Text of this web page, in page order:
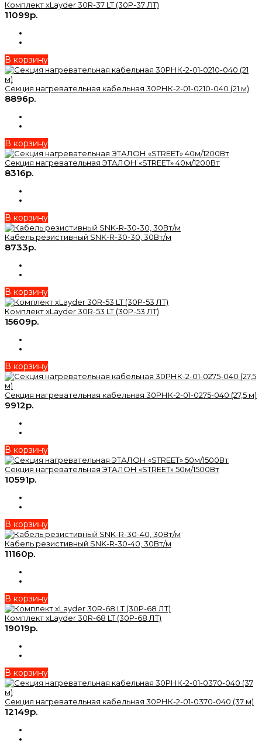
Комплект xLayder 30R-37 LT (30Р-37 ЛТ)
11099р.
В корзину
Секция нагревательная кабельная 30РНК-2-01-0210-040 (21 м)
8896р.
В корзину
Секция нагревательная ЭТАЛОН «STREET» 40м/1200Вт
8316р.
В корзину
Кабель резистивный SNK-R-30-30, 30Вт/м
8733р.
В корзину
Комплект xLayder 30R-53 LT (30Р-53 ЛТ)
15609р.
В корзину
Секция нагревательная кабельная 30РНК-2-01-0275-040 (27,5 м)
9912р.
В корзину
Секция нагревательная ЭТАЛОН «STREET» 50м/1500Вт
10591р.
В корзину
Кабель резистивный SNK-R-30-40, 30Вт/м
11160р.
В корзину
Комплект xLayder 30R-68 LT (30Р-68 ЛТ)
19019р.
В корзину
Секция нагревательная кабельная 30РНК-2-01-0370-040 (37 м)
12149р.